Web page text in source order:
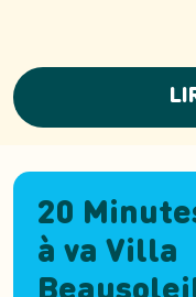
20
à va Villa